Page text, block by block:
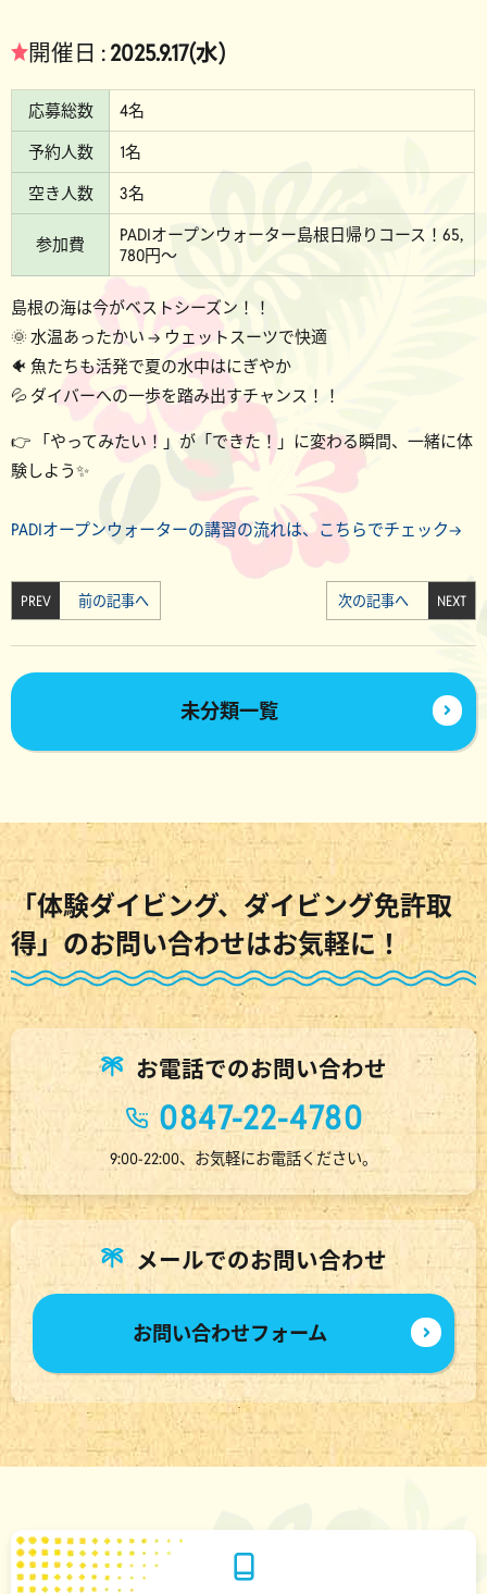
★開催日 :2025.9.17(水)
応募総数
4名
予約人数
1名
空き人数
3名
参加費
PADIオープンウォーター島根日帰りコース！65,
780円～
島根の海は今がベストシーズン！！
🌞 水温あったかい → ウェットスーツで快適
🐠 魚たちも活発で夏の水中はにぎやか
💦 ダイバーへの一歩を踏み出すチャンス！！
👉 「やってみたい！」が「できた！」に変わる瞬間、一緒に体
験しよう✨
PADIオープンウォーターの講習の流れは、こちらでチェック→
PREV 前の記事へ NEXT
次の記事へ
未分類一覧
「体験ダイビング、ダイビング免許取
得」のお問い合わせはお気軽に！
お電話でのお問い合わせ
0847-22-4780
9:00-22:00、お気軽にお電話ください。
メールでのお問い合わせ
お問い合わせフォーム